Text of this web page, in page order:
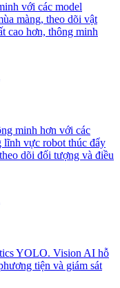
với các model
màng, theo dõi vật
cao hơn, thông minh
minh hơn với các
vực robot thúc đẩy
dõi đối tượng và điều
YOLO. Vision AI hỗ
tiện và giám sát